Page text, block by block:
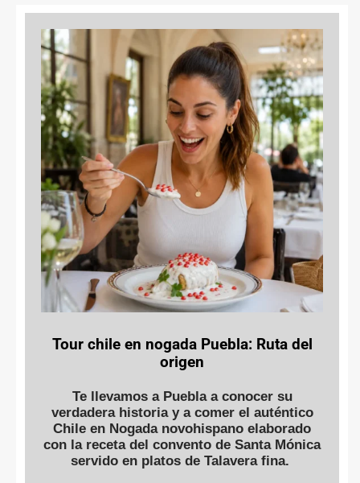
Tour chile en nogada Puebla: Ruta del
origen
Te llevamos a Puebla a conocer su
verdadera historia y a comer el auténtico
Chile en Nogada novohispano elaborado
con la receta del convento de Santa Mónica
servido en platos de Talavera fina.